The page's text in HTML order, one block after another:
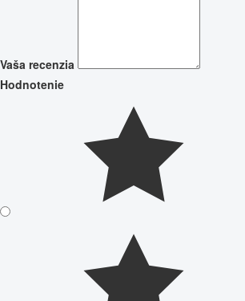
Vaša recenzia
Hodnotenie